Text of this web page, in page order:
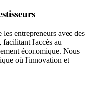
entrepreneurs avec des
facilitant l'accès au
économique. Nous
où l'innovation et